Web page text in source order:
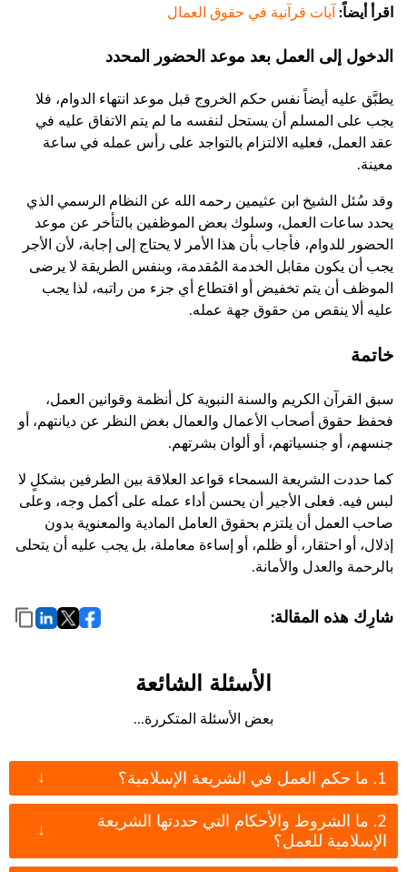
اقرأ أيضاً: آيات قرآنية في حقوق العمال
الدخول إلى العمل بعد موعد الحضور المحدد
يطبَّق عليه أيضاً نفس حكم الخروج قبل موعد انتهاء الدوام، فلا
يجب على المسلم أن يستحل لنفسه ما لم يتم الاتفاق عليه في
عقد العمل، فعليه الالتزام بالتواجد على رأس عمله في ساعة
معينة.
وقد سُئل الشيخ ابن عثيمين رحمه الله عن النظام الرسمي الذي
يحدد ساعات العمل، وسلوك بعض الموظفين بالتأخر عن موعد
الحضور للدوام، فأجاب بأن هذا الأمر لا يحتاج إلى إجابة، لأن الأجر
يجب أن يكون مقابل الخدمة المُقدمة، وبنفس الطريقة لا يرضى
الموظف أن يتم تخفيض أو اقتطاع أي جزء من راتبه، لذا يجب
عليه ألا ينقص من حقوق جهة عمله.
خاتمة
سبق القرآن الكريم والسنة النبوية كل أنظمة وقوانين العمل،
فحفظ حقوق أصحاب الأعمال والعمال بغض النظر عن ديانتهم، أو
جنسهم، أو جنسياتهم، أو ألوان بشرتهم.
كما حددت الشريعة السمحاء قواعد العلاقة بين الطرفين بشكلٍ لا
لبس فيه. فعلى الأجير أن يحسن أداء عمله على أكمل وجه، وعلى
صاحب العمل أن يلتزم بحقوق العامل المادية والمعنوية بدون
إذلال، أو احتقار، أو ظلم، أو إساءة معاملة، بل يجب عليه أن يتحلى
بالرحمة والعدل والأمانة.
شارِك هذه المقالة:
الأسئلة الشائعة
بعض الأسئلة المتكررة...
1. ما حكم العمل في الشريعة الإسلامية؟ ↓
2. ما الشروط والأحكام التي حددتها الشريعة
الإسلامية للعمل؟
↓